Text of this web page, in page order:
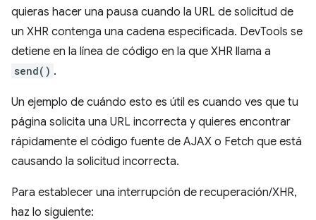
quieras hacer una pausa cuando la URL de solicitud de
un XHR contenga una cadena especificada. DevTools se
detiene en la línea de código en la que XHR llama a
send() .
Un ejemplo de cuándo esto es útil es cuando ves que tu
página solicita una URL incorrecta y quieres encontrar
rápidamente el código fuente de AJAX o Fetch que está
causando la solicitud incorrecta.
Para establecer una interrupción de recuperación/XHR,
haz lo siguiente: